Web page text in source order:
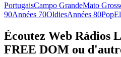
PortugaisCampo GrandeMato
90Années 70OldiesAnnées 80Pop
Écoutez Web Rádios
FREE DOM ou